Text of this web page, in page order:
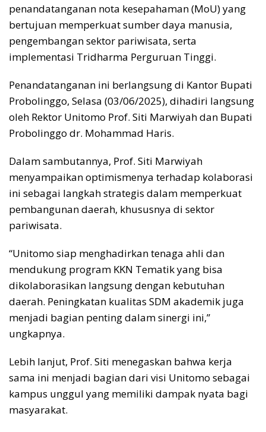
penandatanganan nota kesepahaman (MoU) yang
bertujuan memperkuat sumber daya manusia,
pengembangan sektor pariwisata, serta
implementasi Tridharma Perguruan Tinggi.
Penandatanganan ini berlangsung di Kantor Bupati
Probolinggo, Selasa (03/06/2025), dihadiri langsung
oleh Rektor Unitomo Prof. Siti Marwiyah dan Bupati
Probolinggo dr. Mohammad Haris.
Dalam sambutannya, Prof. Siti Marwiyah
menyampaikan optimismenya terhadap kolaborasi
ini sebagai langkah strategis dalam memperkuat
pembangunan daerah, khususnya di sektor
pariwisata.
“Unitomo siap menghadirkan tenaga ahli dan
mendukung program KKN Tematik yang bisa
dikolaborasikan langsung dengan kebutuhan
daerah. Peningkatan kualitas SDM akademik juga
menjadi bagian penting dalam sinergi ini,”
ungkapnya.
Lebih lanjut, Prof. Siti menegaskan bahwa kerja
sama ini menjadi bagian dari visi Unitomo sebagai
kampus unggul yang memiliki dampak nyata bagi
masyarakat.